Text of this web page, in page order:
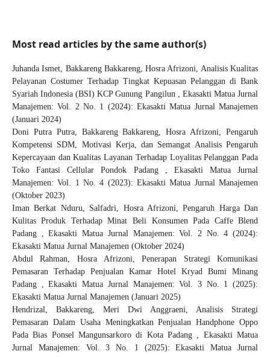
Most read articles by the same author(s)
Juhanda Ismet, Bakkareng Bakkareng, Hosra Afrizoni, Analisis Kualitas
Pelayanan Costumer Terhadap Tingkat Kepuasan Pelanggan di Bank
Syariah Indonesia (BSI) KCP Gunung Pangilun , Ekasakti Matua Jurnal
Manajemen: Vol. 2 No. 1 (2024): Ekasakti Matua Jurnal Manajemen
(Januari 2024)
Doni Putra Putra, Bakkareng Bakkareng, Hosra Afrizoni,Pengaruh
Kompetensi SDM, Motivasi Kerja, dan Semangat Analisis Pengaruh
Kepercayaan dan Kualitas Layanan Terhadap Loyalitas Pelanggan Pada
Toko Fantasi Cellular Pondok Padang , Ekasakti Matua Jurnal
Manajemen: Vol. 1 No. 4 (2023): Ekasakti Matua Jurnal Manajemen
(Oktober 2023)
Iman Berkat Nduru, Salfadri, Hosra Afrizoni,Pengaruh Harga Dan
Kulitas Produk Terhadap Minat Beli Konsumen Pada Caffe Blend
Padang ,Ekasakti Matua Jurnal Manajemen: Vol. 2 No. 4 (2024):
Ekasakti Matua Jurnal Manajemen (Oktober 2024)
Abdul Rahman, Hosra Afrizoni,Penerapan Strategi Komunikasi
Pemasaran Terhadap Penjualan Kamar Hotel Kryad Bumi Minang
Padang ,Ekasakti Matua Jurnal Manajemen: Vol. 3 No. 1 (2025):
Ekasakti Matua Jurnal Manajemen (Januari 2025)
Hendrizal, Bakkareng, Meri Dwi Anggraeni,Analisis Strategi
Pemasaran Dalam Usaha Meningkatkan Penjualan Handphone Oppo
Pada Bias Ponsel Mangunsarkoro di Kota Padang , Ekasakti Matua
Jurnal Manajemen: Vol. 3 No. 1 (2025): Ekasakti Matua Jurnal